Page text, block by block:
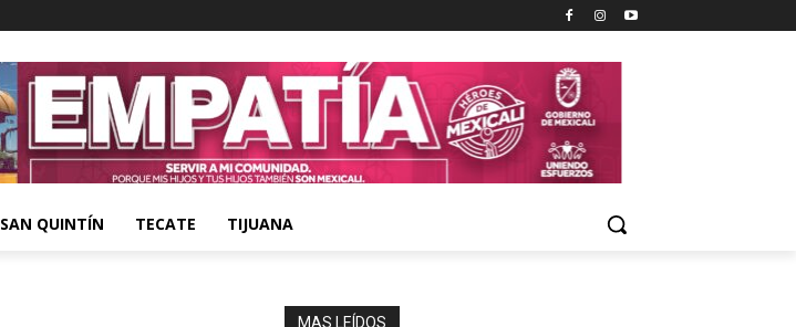
SAN QUINTÍN TECATE TIJUANA
MAS LEÍDOS